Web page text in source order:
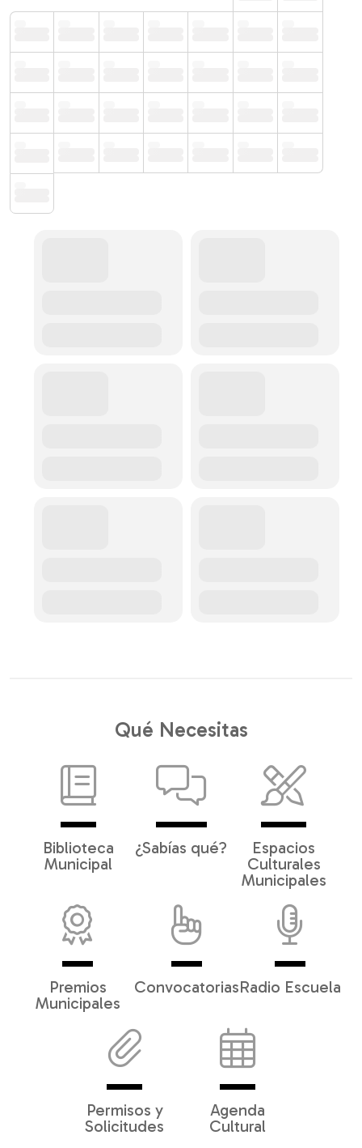
Qué Necesitas
Biblioteca
Municipal
¿Sabías qué?
Espacios
Culturales
Municipales
Premios
Municipales
ConvocatoriasRadio Escuela
Permisos y
Solicitudes
Agenda
Cultural